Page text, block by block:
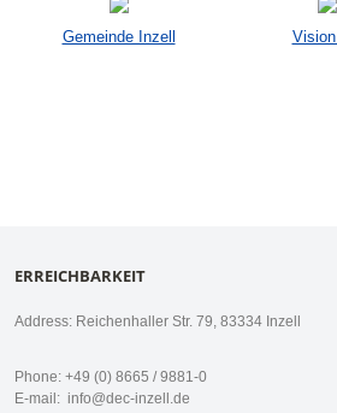
Gemeinde Inzell
ERREICHBARKEIT
Address: Reichenhaller Str. 79, 83334 Inzell
Phone: +49 (0) 8665 / 9881-0
E-mail: info@dec-inzell.de